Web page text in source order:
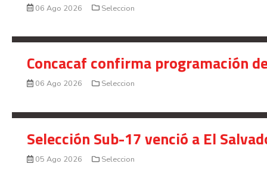
06 Ago 2026 Seleccion
Concacaf confirma programación
06 Ago 2026 Seleccion
Selección Sub-17 venció a El
05 Ago 2026 Seleccion